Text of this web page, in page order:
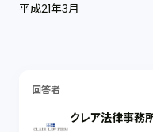
平成21年3月
回答者
クレア法律事務